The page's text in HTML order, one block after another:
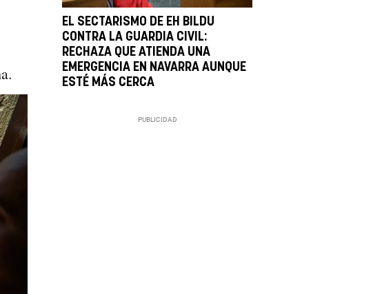
EL SECTARISMO DE EH BILDU
CONTRA LA GUARDIA CIVIL:
RECHAZA QUE ATIENDA UNA
EMERGENCIA EN NAVARRA AUNQUE
ESTÉ MÁS CERCA